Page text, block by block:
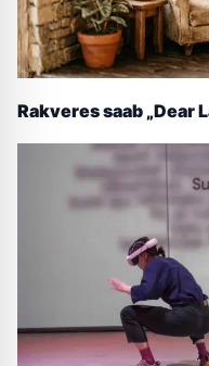
Rakveres saab „Dear